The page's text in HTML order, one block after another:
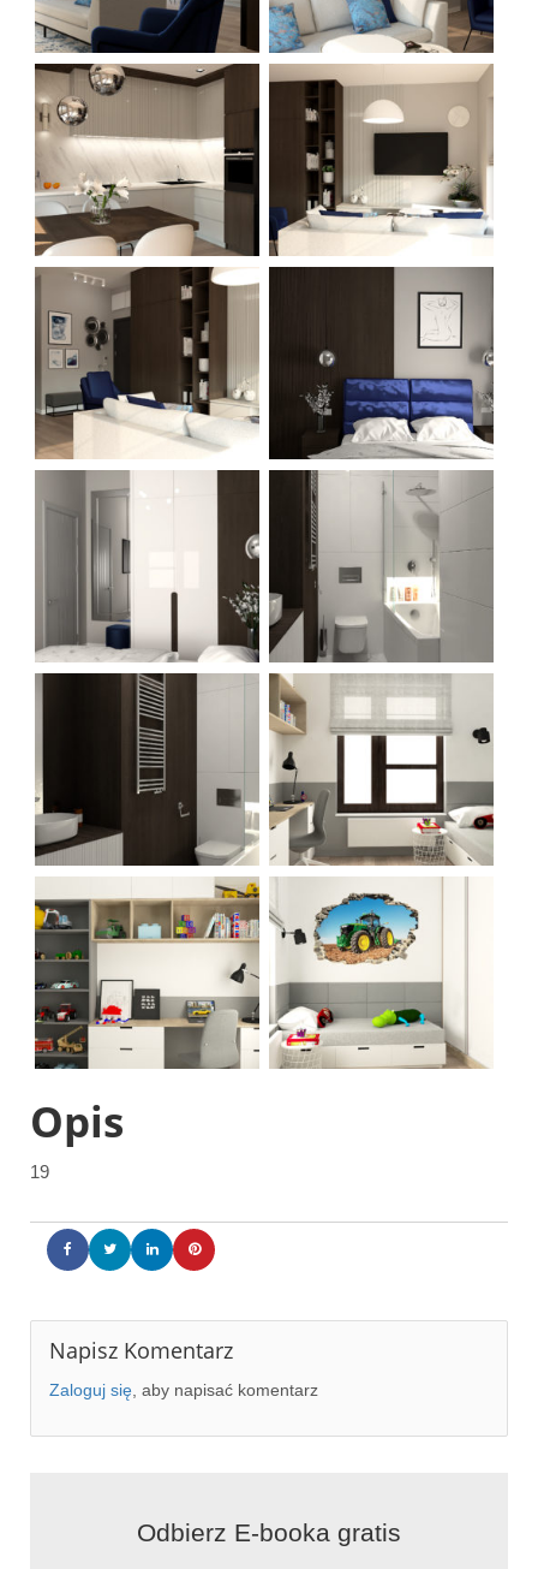
Opis
19
Napisz Komentarz
Zaloguj się , aby napisać komentarz
Odbierz E-booka gratis